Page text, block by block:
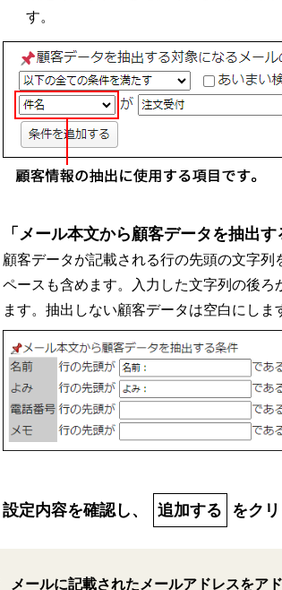
す。
「メール本文から顧客データを抽出す
顧客データが記載される行の先頭の文字
ペースも含めます。入力した文字列の後
ます。抽出しない顧客データは空白にしま
設定内容を確認し、 追加する をクリ
メールに記載されたメールアドレスをア